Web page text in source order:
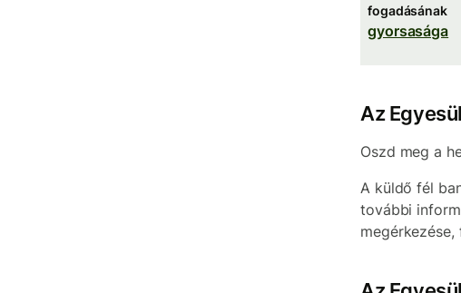
fogadásának
gyorsasága
Az
Oszd meg a
A küldő fél
további